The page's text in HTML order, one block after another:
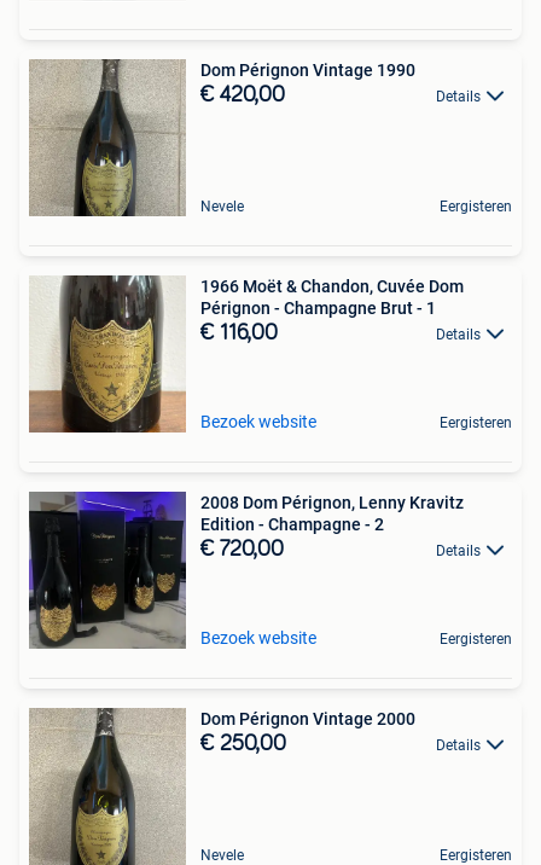
Dom Pérignon Vintage 1990
€ 420,00 Details
Nevele Eergisteren
1966 Moët & Chandon, Cuvée Dom
Pérignon - Champagne Brut - 1
€ 116,00 Details
Bezoek website Eergisteren
2008 Dom Pérignon, Lenny Kravitz
Edition - Champagne - 2
€ 720,00 Details
Bezoek website Eergisteren
Dom Pérignon Vintage 2000
€ 250,00 Details
Nevele Eergisteren